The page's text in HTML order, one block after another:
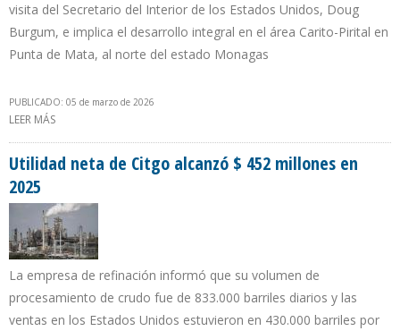
visita del Secretario del Interior de los Estados Unidos, Doug
Burgum, e implica el desarrollo integral en el área Carito-Pirital en
Punta de Mata, al norte del estado Monagas
PUBLICADO: 05 de marzo de 2026
LEER MÁS
VENEZUELA
Utilidad neta de Citgo alcanzó $ 452 millones en
2025
La empresa de refinación informó que su volumen de
procesamiento de crudo fue de 833.000 barriles diarios y las
ventas en los Estados Unidos estuvieron en 430.000 barriles por